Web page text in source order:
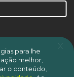
x
para lhe
melhor,
o conteúdo,